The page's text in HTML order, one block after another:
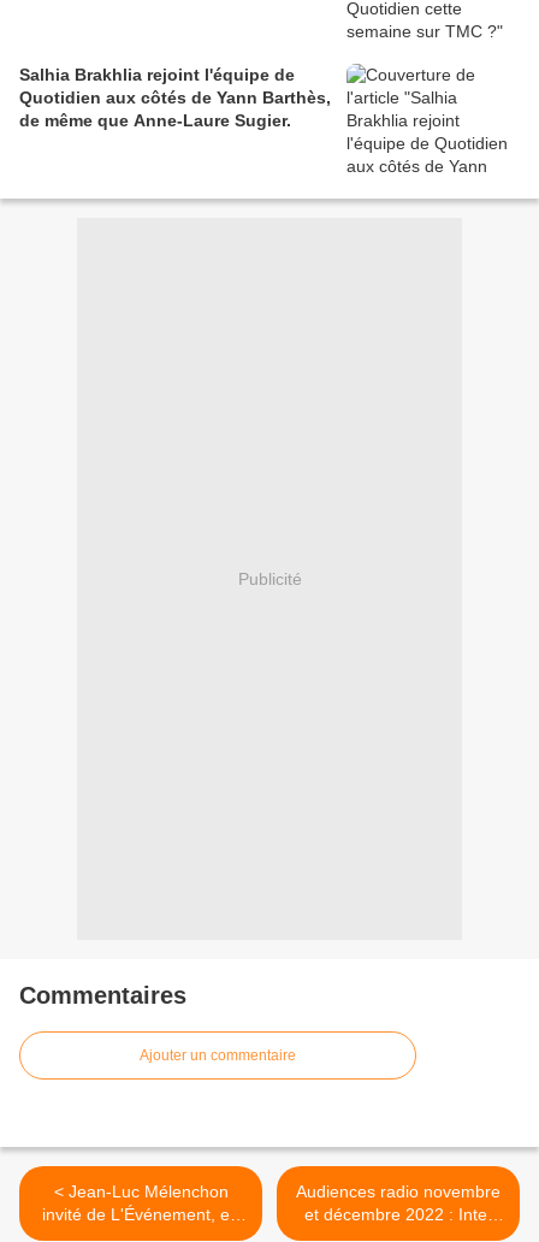
Salhia Brakhlia rejoint l'équipe de
Quotidien aux côtés de Yann Barthès,
de même que Anne-Laure Sugier.
Publicité
Commentaires
Ajouter un commentaire
< Jean-Luc Mélenchon
invité de L'Événement, en
direct de Guyane, ce jeudi
Audiences radio novembre
et décembre 2022 : Inter
large leader, France Bleu